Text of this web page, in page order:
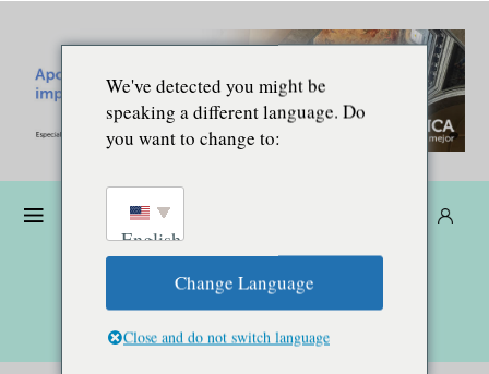
We've detected you might be
speaking a different language. Do
you want to change to:
English
Change Language
Close and do not switch language